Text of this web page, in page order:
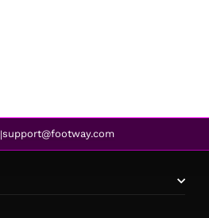
|support@footway.com